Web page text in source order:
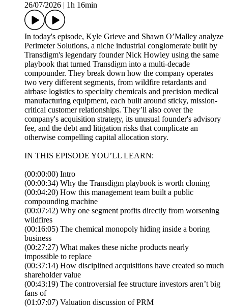
26/07/2026
1h 16min
In today's episode, Kyle Grieve and Shawn O’Malley analyze
Perimeter Solutions, a niche industrial conglomerate built by
Transdigm's legendary founder Nick Howley using the same
playbook that turned Transdigm into a multi-decade
compounder. They break down how the company operates
two very different segments, from wildfire retardants and
airbase logistics to specialty chemicals and precision medical
manufacturing equipment, each built around sticky, mission-
critical customer relationships. They’ll also cover the
company's acquisition strategy, its unusual founder's advisory
fee, and the debt and litigation risks that complicate an
otherwise compelling capital allocation story.
IN THIS EPISODE YOU’LL LEARN:
(00:00:00) Intro
(00:00:34) Why the Transdigm playbook is worth cloning
(00:04:20) How this management team built a public
compounding machine
(00:07:42) Why one segment profits directly from worsening
wildfires
(00:16:05) The chemical monopoly hiding inside a boring
business
(00:27:27) What makes these niche products nearly
impossible to replace
(00:37:14) How disciplined acquisitions have created so much
shareholder value
(00:43:19) The controversial fee structure investors aren’t big
fans of
(01:07:07) Valuation discussion of PRM